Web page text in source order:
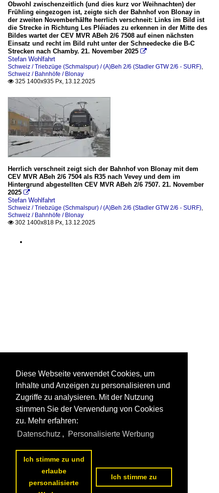
Obwohl zwischenzeitlich (und dies kurz vor Weihnachten) der
Frühling eingezogen ist, zeigte sich der Bahnhof von Blonay in
der zweiten Novemberhälfte herrlich verschneit: Links im Bild ist
die Strecke in Richtung Les Pléiades zu erkennen in der Mitte des
Bildes wartet der CEV MVR ABeh 2/6 7508 auf einen nächsten
Einsatz und recht im Bild ruht unter der Schneedecke die B-C
Strecken nach Chamby. 21. November 2025 
Stefan Wohlfahrt
Schweiz / Triebzüge (Schmalspur) / (A)Beh 2/6 (Stadler GTW 2/6 - SURF),
Schweiz / Bahnhöfe / Blonay
 325 1400x935 Px, 13.12.2025
Herrlich verschneit zeigt sich der Bahnhof von Blonay mit dem
CEV MVR ABeh 2/6 7504 als R35 nach Vevey und dem im
Hintergrund abgestellten CEV MVR ABeh 2/6 7507. 21. November
2025 
Stefan Wohlfahrt
Schweiz / Triebzüge (Schmalspur) / (A)Beh 2/6 (Stadler GTW 2/6 - SURF),
Schweiz / Bahnhöfe / Blonay
 302 1400x818 Px, 13.12.2025
3 4 5 6 7 8 9 nächste Seite >>
Diese Webseite verwendet Cookies, um
Inhalte und Anzeigen zu personalisieren und
Zugriffe zu analysieren. Mit der Nutzung
stimmen Sie der Verwendung von Cookies
zu. Mehr erfahren:
Datenschutz , Personalisierte Werbung
Ich stimme zu und
erlaube
personalisierte
Ich stimme zu